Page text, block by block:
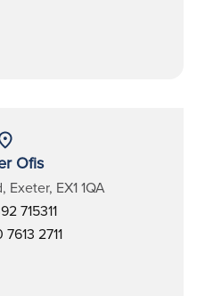
Ofis
Exeter, EX1 1QA
715311
2711